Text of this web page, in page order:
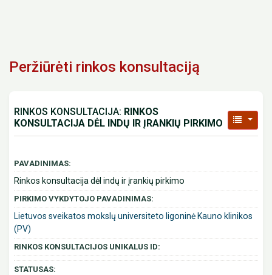
Peržiūrėti rinkos konsultaciją
RINKOS KONSULTACIJA: RINKOS
KONSULTACIJA DĖL INDŲ IR ĮRANKIŲ PIRKIMO
PAVADINIMAS:
Rinkos konsultacija dėl indų ir įrankių pirkimo
PIRKIMO VYKDYTOJO PAVADINIMAS:
Lietuvos sveikatos mokslų universiteto ligoninė Kauno klinikos
(PV)
RINKOS KONSULTACIJOS UNIKALUS ID:
STATUSAS: